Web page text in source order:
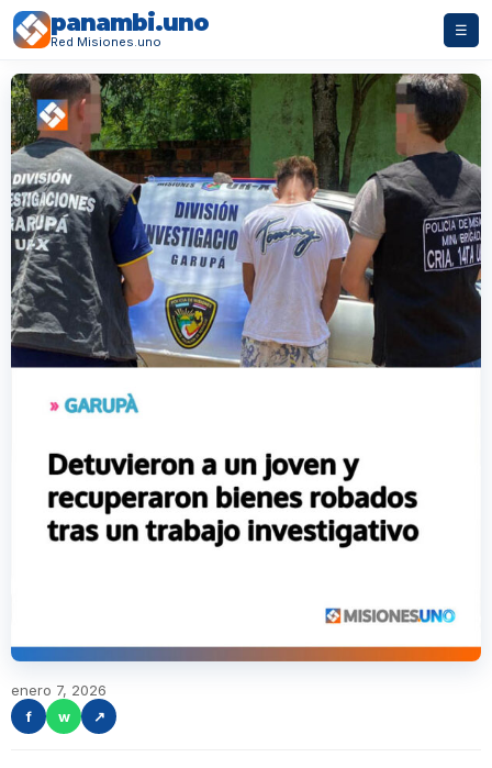
panambi.uno
Red Misiones.uno
☰
enero 7, 2026
f
w ↗